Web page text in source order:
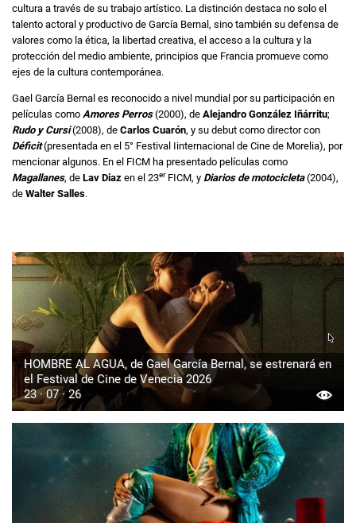
cultura a través de su trabajo artístico. La distinción destaca no solo el
talento actoral y productivo de García Bernal, sino también su defensa de
valores como la ética, la libertad creativa, el acceso a la cultura y la
protección del medio ambiente, principios que Francia promueve como
ejes de la cultura contemporánea.
Gael García Bernal es reconocido a nivel mundial por su participación en
películas como Amores Perros(2000), de Alejandro González Iñárritu;
Rudo y Cursi(2008), de Carlos Cuarón, y su debut como director con
Déficit(presentada en el 5° Festival Iinternacional de Cine de Morelia), por
mencionar algunos. En el FICM ha presentado películas como
Magallanes, de Lav Diaz en el 23erFICM, y Diarios de motocicleta(2004),
de Walter Salles.
HOMBRE AL AGUA, de Gael García Bernal, se estrenará en
el Festival de Cine de Venecia 2026
23 · 07 · 26